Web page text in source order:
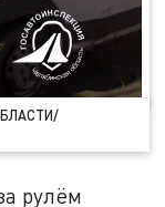
рулём